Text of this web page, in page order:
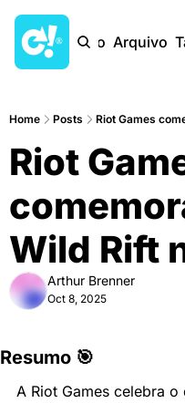
Início Arquivo
Home Posts Riot Games
Riot
Wild Rift
Arthur Brenner
Oct 8, 2025
Resumo 🎯
A Riot Games celebra